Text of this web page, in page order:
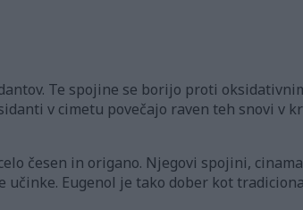
Te spojine se borijo proti
v cimetu povečajo raven teh snovi v
česen in origano. Njegovi spojini,
Eugenol je tako dober kot